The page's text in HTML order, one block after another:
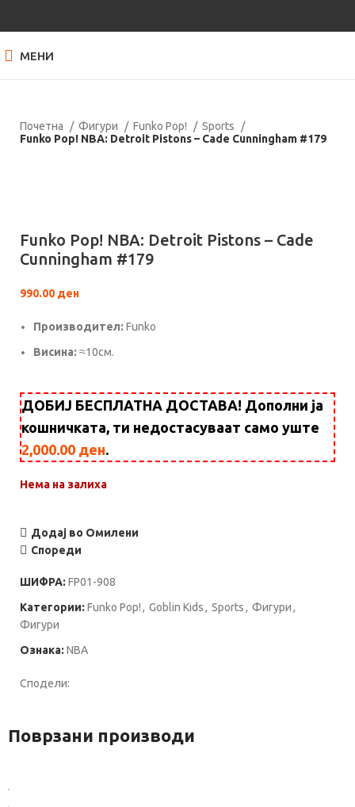
МЕНИ
Почетна Фигури Funko Pop!
Sports
Funko Pop! NBA: Detroit Pistons – Cade Cunningham #179
Funko Pop! NBA: Detroit Pistons – Cade
Cunningham #179
990.00 ден
Производител: Funko
Висина: ≈10см.
ДОБИЈ БЕСПЛАТНА ДОСТАВА! Дополни ја
кошничката, ти недостасуваат само уште
2,000.00 ден.
Нема на залиха
Додај во Омилени
Спореди
ШИФРА: FP01-908
Категории: Funko Pop!, Goblin Kids, Sports, Фигури,
Фигури
Ознака: NBA
Сподели:
Поврзани производи